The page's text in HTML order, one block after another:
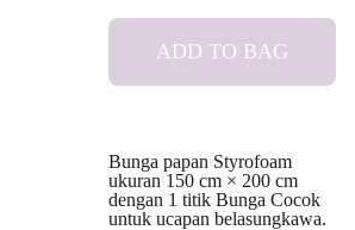
ADD TO BAG
Bunga papan Styrofoam
ukuran 150 cm × 200 cm
dengan 1 titik Bunga Cocok
untuk ucapan belasungkawa.